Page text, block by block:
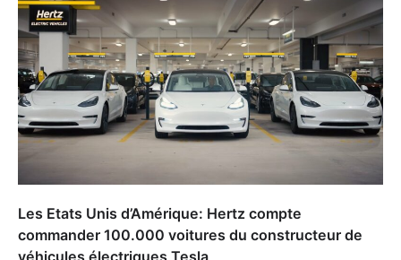
Les Etats Unis d’Amérique: Hertz compte
commander 100.000 voitures du constructeur de